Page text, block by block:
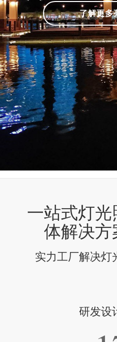
了解更多
一站式灯
体解决
实力工厂解决灯
研发设